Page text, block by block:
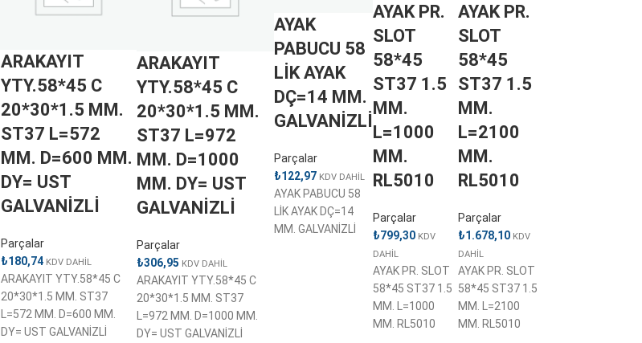
ARAKAYIT
YTY.58*45 C
20*30*1.5 MM.
ST37 L=572
MM. D=600 MM.
DY= UST
GALVANİZLİ
Parçalar
₺180,74 KDV DAHİL
ARAKAYIT YTY.58*45 C
20*30*1.5 MM. ST37
L=572 MM. D=600 MM.
DY= UST GALVANİZLİ
ARAKAYIT
YTY.58*45 C
20*30*1.5 MM.
ST37 L=972
MM. D=1000
MM. DY= UST
GALVANİZLİ
Parçalar
₺306,95 KDV DAHİL
ARAKAYIT YTY.58*45 C
20*30*1.5 MM. ST37
L=972 MM. D=1000 MM.
DY= UST GALVANİZLİ
AYAK
PABUCU 58
LİK AYAK
DÇ=14 MM.
GALVANİZLİ
Parçalar
₺122,97 KDV DAHİL
AYAK PABUCU 58
LİK AYAK DÇ=14
MM. GALVANİZLİ
AYAK PR.
SLOT
58*45
ST37 1.5
MM.
L=1000
MM.
RL5010
Parçalar
₺799,30 KDV
DAHİL
AYAK PR. SLOT
58*45 ST37 1.5
MM. L=1000
MM. RL5010
AYAK PR.
SLOT
58*45
ST37 1.5
MM.
L=2100
MM.
RL5010
Parçalar
₺1.678,10 KDV
DAHİL
AYAK PR. SLOT
58*45 ST37 1.5
MM. L=2100
MM. RL5010